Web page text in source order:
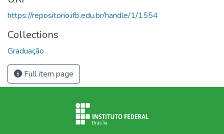
https://repositorio.ifb.edu.br/handle/1/1554
Collections
Graduação
Full item page